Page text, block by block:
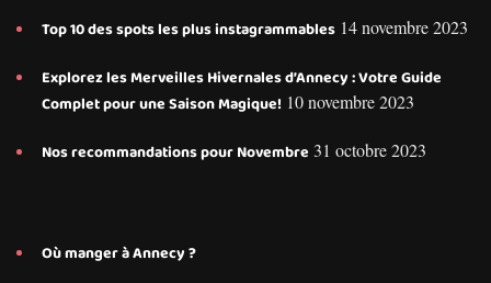
Top 10 des spots les plus instagrammables 14 novembre 2023
Explorez les Merveilles Hivernales d’Annecy : Votre Guide
Complet pour une Saison Magique! 10 novembre 2023
Nos recommandations pour Novembre 31 octobre 2023
Où manger à Annecy ?